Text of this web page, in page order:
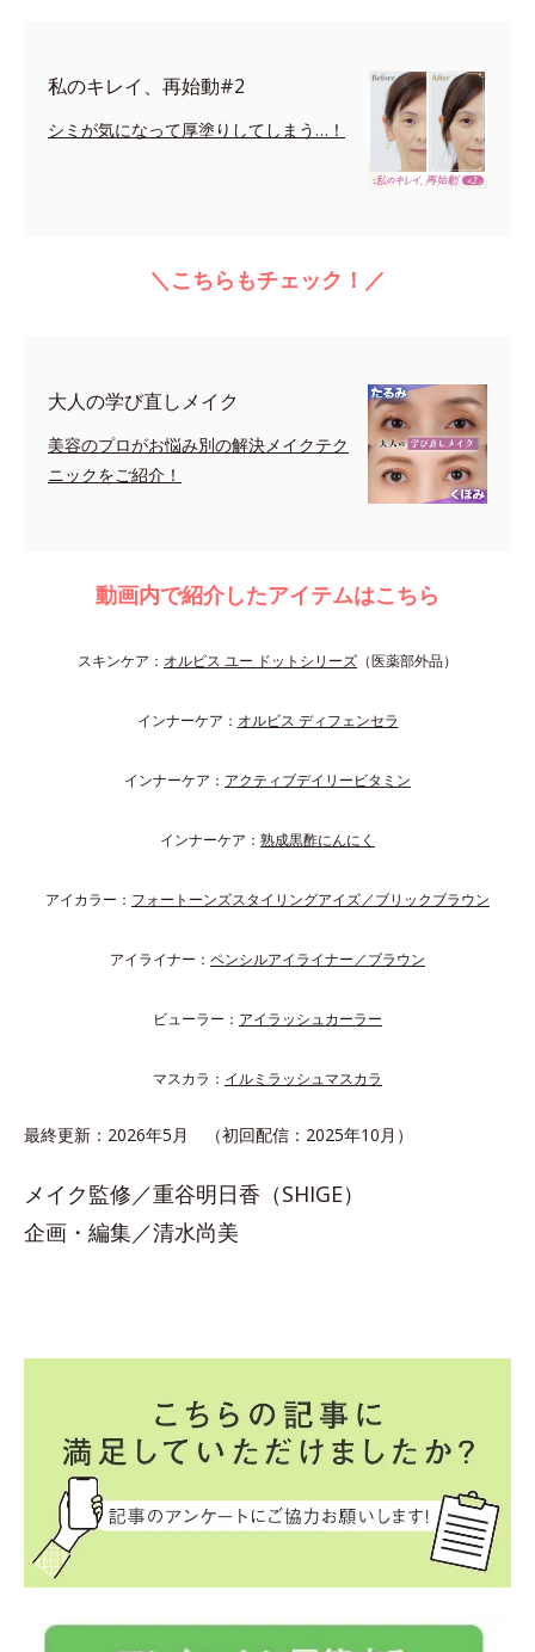
私のキレイ、再始動#2
シミが気になって厚塗りしてしまう…！
＼こちらもチェック！／
大人の学び直しメイク
美容のプロがお悩み別の解決メイクテク
ニックをご紹介！
動画内で紹介したアイテムはこちら
スキンケア： オルビス ユー ドットシリーズ （医薬部外品）
インナーケア： オルビス ディフェンセラ
インナーケア： アクティブデイリービタミン
インナーケア： 熟成黒酢にんにく
アイカラー： フォートーンズスタイリングアイズ／ブリックブラウン
アイライナー： ペンシルアイライナー／ブラウン
ビューラー： アイラッシュカーラー
マスカラ： イルミラッシュマスカラ
最終更新：2026年5月 （初回配信：2025年10月）
メイク監修／重谷明日香（SHIGE）
企画・編集／清水尚美